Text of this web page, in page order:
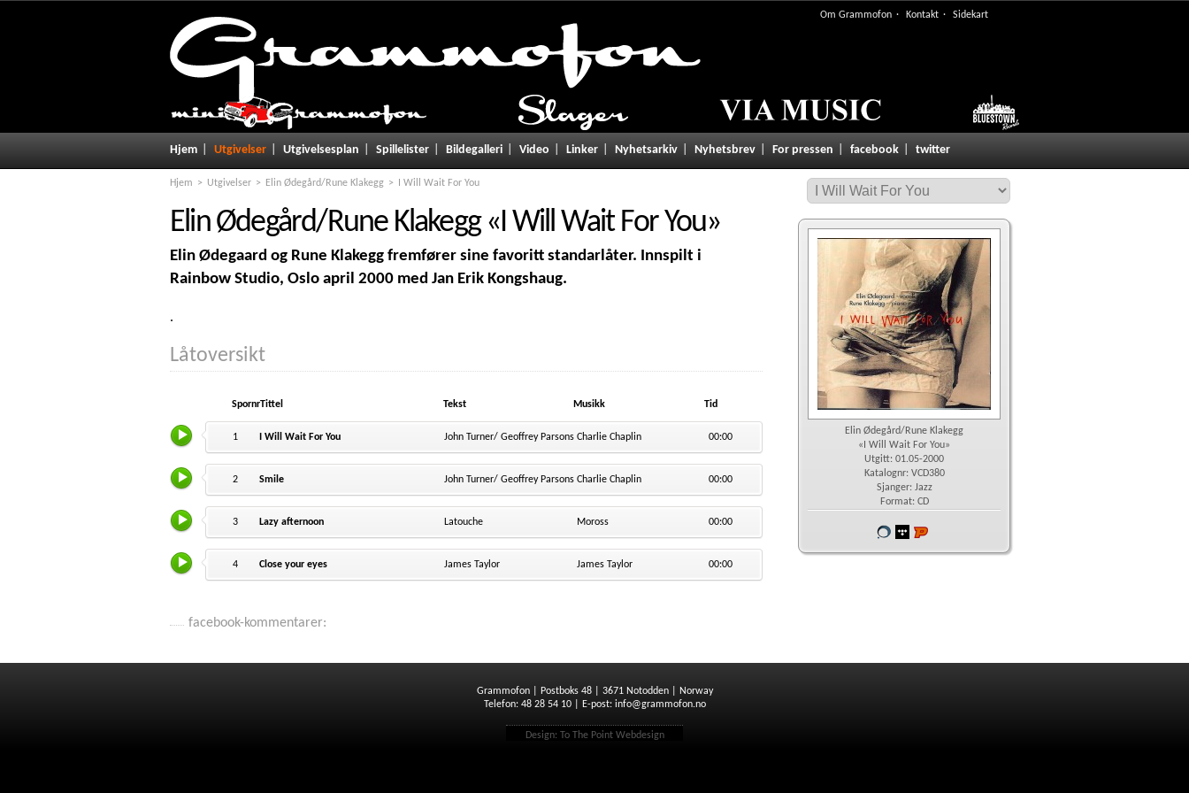
Om Grammofon Kontakt Sidekart
Hjem Utgivelser Utgivelsesplan Spillelister Bildegalleri Video Linker Nyhetsarkiv Nyhetsbrev For pressen facebook twitter
Hjem Utgivelser Elin Ødegård/Rune Klakegg I Will Wait For You
Elin Ødegård/Rune Klakegg«I Will Wait For You»
Elin Ødegaard og Rune Klakegg fremfører sine favoritt standarlåter. Innspilt i
Rainbow Studio, Oslo april 2000 med Jan Erik Kongshaug.
.
Låtoversikt
SpornrTittel Tekst Musikk Tid
1 I Will Wait For You John Turner/ Geoffrey Parsons Charlie Chaplin 00:00
2 Smile John Turner/ Geoffrey Parsons Charlie Chaplin 00:00
3 Lazy afternoon Latouche Moross 00:00
4 Close your eyes James Taylor James Taylor 00:00
Elin Ødegård/Rune Klakegg
«I Will Wait For You»
Utgitt: 01.05-2000
Katalognr: VCD380
Sjanger: Jazz
Format: CD
Vår
wimpPlatekompaniet
Grammofon | Postboks 48 | 3671 Notodden | Norway
Telefon: 48 28 54 10 | E-post: info@grammofon.no
Design: To The Point Webdesign